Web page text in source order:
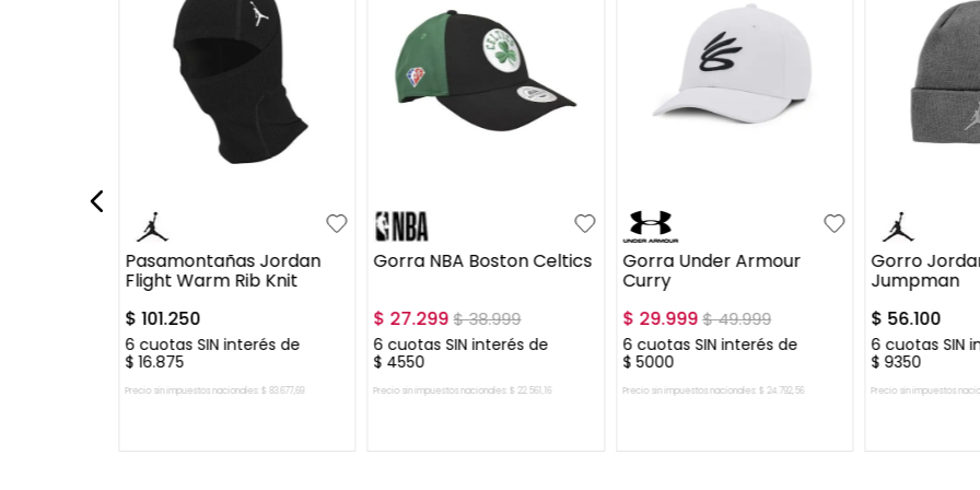
Pasamontañas Jordan
Flight Warm Rib Knit
$ 101.250
6cuotas SIN interés de
$ 16.875
Precio sin impuestos nacionales: $ 83 677, 69
Gorra NBA Boston Celtics
$ 27.299 $38.999
6 cuotas SIN interés de
$ 4550
Precio sin impuestos nacionales: $ 22.561 16
Gorra Under Armour
Curry
$ 29.999$49.999
6 cuotas SIN interés de
$ 5000
Precio sin impuestos nacionales: $ 24 792,56
Gorro
Jumpman
$ 56.100
6 cuotas SIN
$ 9350
Precio sin impuestos